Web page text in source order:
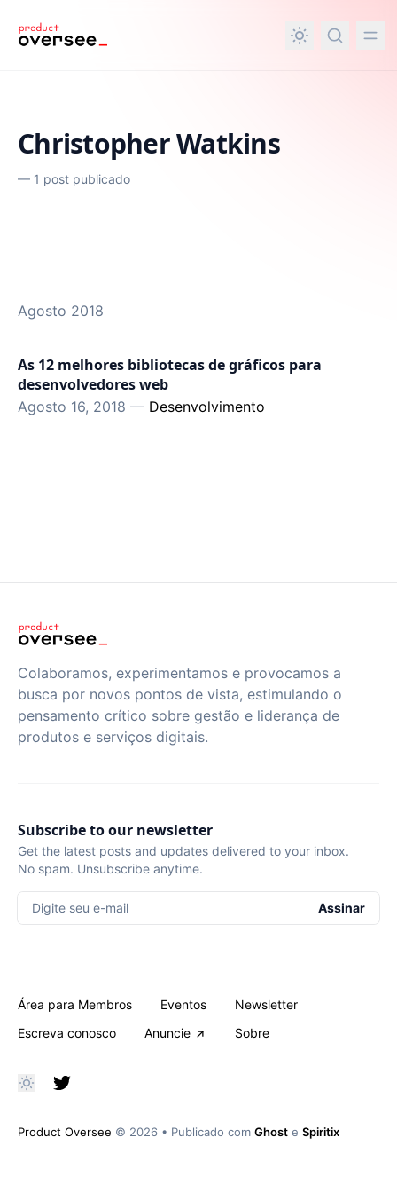
principal
Christopher Watkins
— 1 post publicado
Agosto 2018
As 12 melhores bibliotecas de gráficos para
desenvolvedores web
Agosto 16, 2018 — Desenvolvimento
Colaboramos, experimentamos e provocamos a
busca por novos pontos de vista, estimulando o
pensamento crítico sobre gestão e liderança de
produtos e serviços digitais.
Subscribe to our newsletter
Get the latest posts and updates delivered to your inbox.
No spam. Unsubscribe anytime.
Digite seu e-mail Assinar
Área para Membros Eventos
Newsletter
Escreva conosco
Anuncie Sobre
Product Oversee © 2026 • Publicado com Ghost e Spiritix